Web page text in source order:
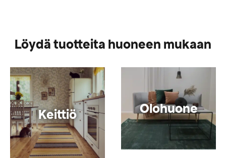
Löydä tuotteita huoneen mukaan
Keittiö Olohuone